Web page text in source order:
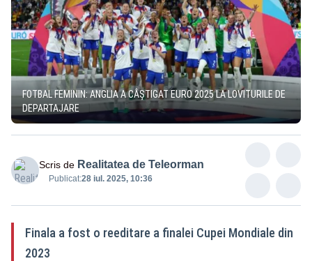
FOTBAL FEMININ: ANGLIA A CÂȘTIGAT EURO 2025 LA LOVITURILE DE
DEPARTAJARE
Scris de Realitatea de Teleorman
Publicat:28 iul. 2025, 10:36
Finala a fost o reeditare a finalei Cupei Mondiale din
2023